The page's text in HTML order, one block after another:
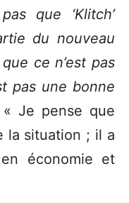
que ‘Klitch’
du nouveau
ce n’est pas
pas une bonne
Je pense que
la situation ; il a
en économie et